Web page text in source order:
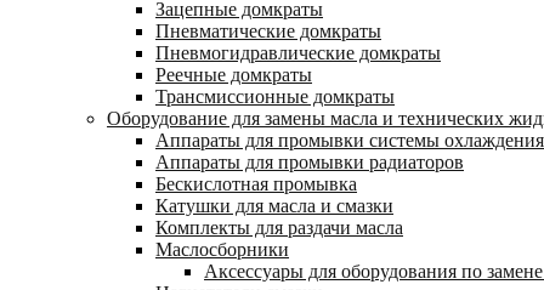
Зацепные домкраты
Пневматические домкраты
Пневмогидравлические домкраты
Реечные домкраты
Трансмиссионные домкраты
Оборудование для замены масла и технических
Аппараты для промывки системы охлаждения
Аппараты для промывки радиаторов
Бескислотная промывка
Катушки для масла и смазки
Комплекты для раздачи масла
Маслосборники
Аксессуары для оборудования по